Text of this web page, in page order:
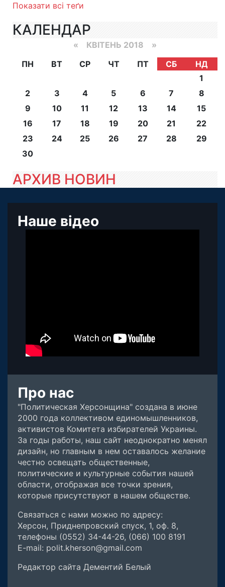
Показати всі теґи
КАЛЕНДАР
« КВІТЕНЬ 2018 »
ПН
ВТ СР ЧТ ПТ СБ
НД
1
2
3 4 5 6 7
8
9
10 11 12 13 14
15
16
17 18 19 20 21
22
23
24 25 26 27 28
29
30
АРХИВ НОВИН
Наше відео
Про нас
"Политическая Херсонщина" создана в июне
2000 года коллективом единомышленников,
активистов Комитета избирателей Украины.
За годы работы, наш сайт неоднократно менял
дизайн, но главным в нем оставалось желание
честно освещать общественные,
политические и культурные события нашей
области, отображая все точки зрения,
которые присутствуют в нашем обществе.
Связаться с нами можно по адресу:
Херсон, Приднепровский спуск, 1, оф. 8,
телефоны (0552) 34-44-26, (066) 100 8191
E-mail: polit.kherson@gmail.com
Редактор сайта Дементий Белый